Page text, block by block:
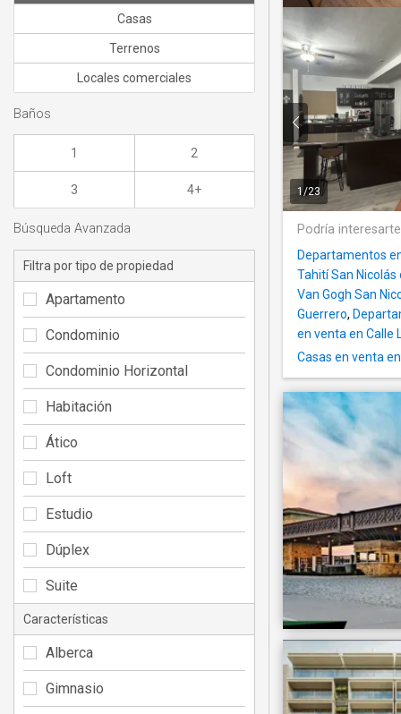
1/23
Podría
Departamentos
Tahití San Nicolás
Van Gogh San
Guerrero,
en venta en Calle
Casas en venta
Casas
Terrenos
Locales comerciales
Baños
1 2
3 4+
Búsqueda Avanzada
Filtra por tipo de propiedad
Apartamento
Condominio
Condominio Horizontal
Habitación
Ático
Loft
Estudio
Dúplex
Suite
Características
Alberca
Gimnasio